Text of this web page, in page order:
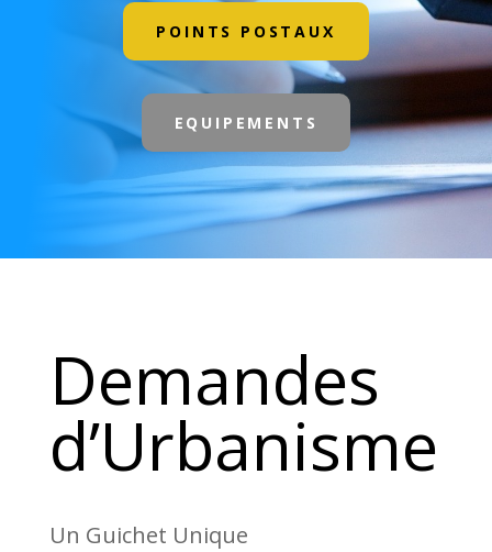
POINTS POSTAUX
EQUIPEMENTS
Demandes
d’Urbanisme
Un Guichet Unique